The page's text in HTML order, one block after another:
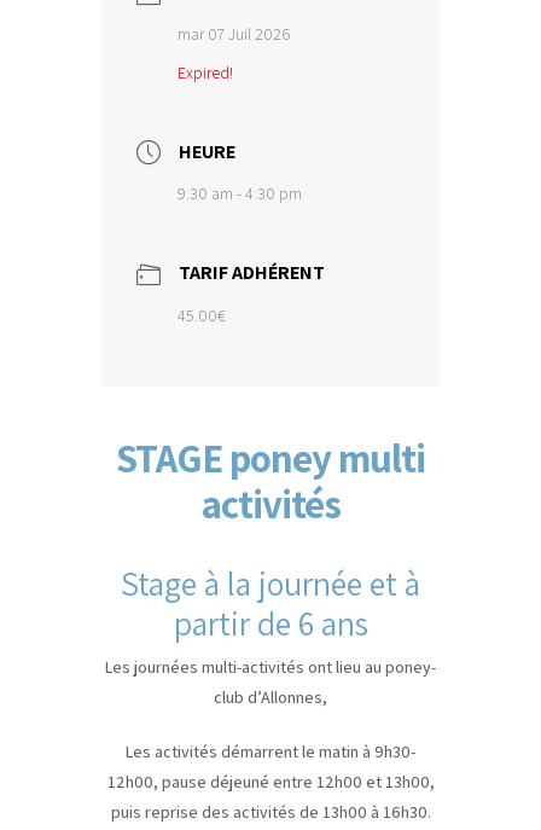
mar 07 Juil 2026
Expired!
HEURE
9:30 am - 4:30 pm
TARIF ADHÉRENT
45.00€
STAGE poney multi
activités
Stage à la journée et à
partir de 6 ans
Les journées multi-activités ont lieu au poney-
club d’Allonnes,
Les activités démarrent le matin à 9h30-
12h00, pause déjeuné entre 12h00 et 13h00,
puis reprise des activités de 13h00 à 16h30.